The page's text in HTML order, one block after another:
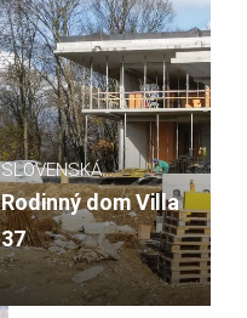
SLOVENSKÁ
REPUBLIKA
Rodinný dom Villa
37